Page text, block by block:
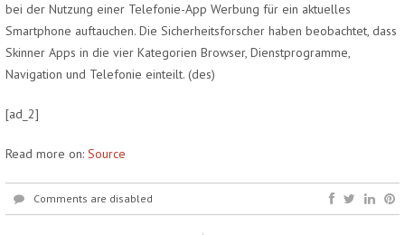
bei der Nutzung einer Telefonie-App Werbung für ein aktuelles
Smartphone auftauchen. Die Sicherheitsforscher haben beobachtet, dass
Skinner Apps in die vier Kategorien Browser, Dienstprogramme,
Navigation und Telefonie einteilt. (des)
[ad_2]
Read more on: Source
Comments are disabled